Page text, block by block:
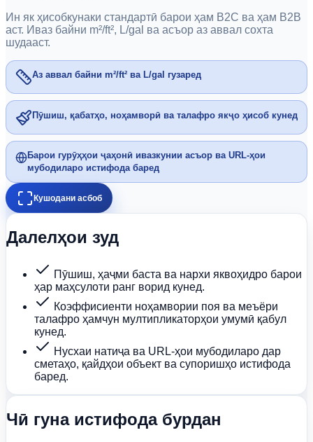
Ин як ҳисобкунаки стандартӣ барои ҳам B2C ва ҳам B2B
аст. Иваз байни m²/ft², L/gal ва асъор аз аввал сохта
шудааст.
Аз аввал байни m²/ft² ва L/gal гузаред
Пӯшиш, қабатҳо, ноҳамворӣ ва талафро якҷо ҳисоб кунед
Барои гурӯҳҳои ҷаҳонӣ ивазкунии асъор ва URL-ҳои
мубодиларо истифода баред
Кушодани асбоб
Далелҳои зуд
Пӯшиш, ҳаҷми баста ва нархи яквоҳидро барои
ҳар маҳсулоти ранг ворид кунед.
Коэффисиенти ноҳамвории поя ва меъёри
талафро ҳамчун мултипликаторҳои умумӣ қабул
кунед.
Нусхаи натиҷа ва URL-ҳои мубодиларо дар
сметаҳо, қайдҳои объект ва супоришҳо истифода
баред.
Чӣ гуна истифода бурдан